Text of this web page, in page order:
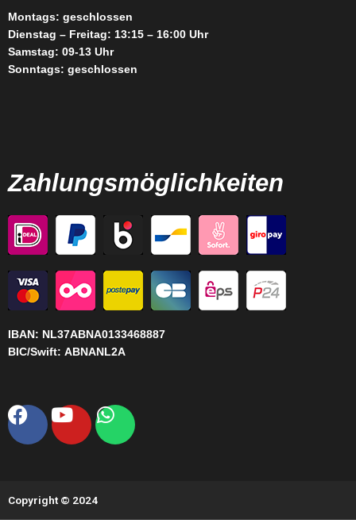
Montags: geschlossen
Dienstag – Freitag: 13:15 – 16:00 Uhr
Samstag: 09-13 Uhr
Sonntags: geschlossen
Zahlungsmöglichkeiten
IBAN: NL37ABNA0133468887
BIC/Swift: ABNANL2A
Facebook
YoutubeWhatsapp
Copyright © 2024